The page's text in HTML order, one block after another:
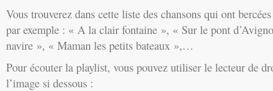
Vous trouverez dans cette liste des chansons qui ont
par exemple : « A la clair fontaine », « Sur le pont
navire », « Maman les petits bateaux »,…
Pour écouter la playlist, vous pouvez utiliser le lecteur de
l’image si dessous :